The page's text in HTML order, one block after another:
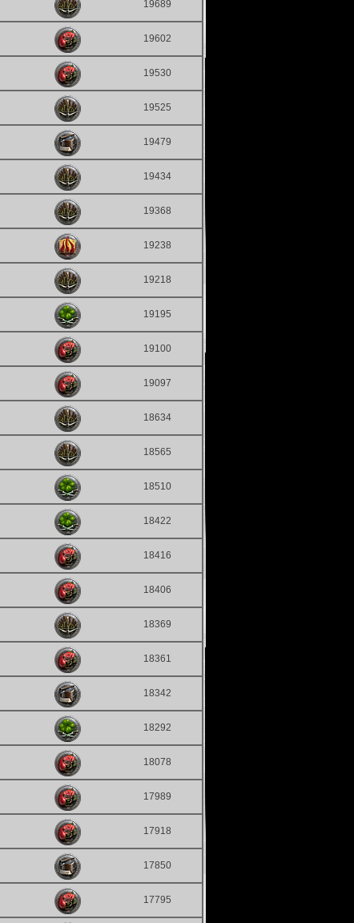
19689
19602
19530
19525
19479
19434
19368
19238
19218
19195
19100
19097
18634
18565
18510
18422
18416
18406
18369
18361
18342
18292
18078
17989
17918
17850
17795